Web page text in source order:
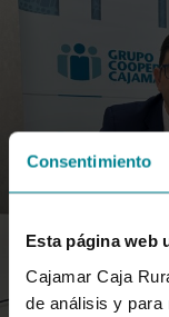
Consentimiento
Esta página web
Cajamar Caja
de análisis y para